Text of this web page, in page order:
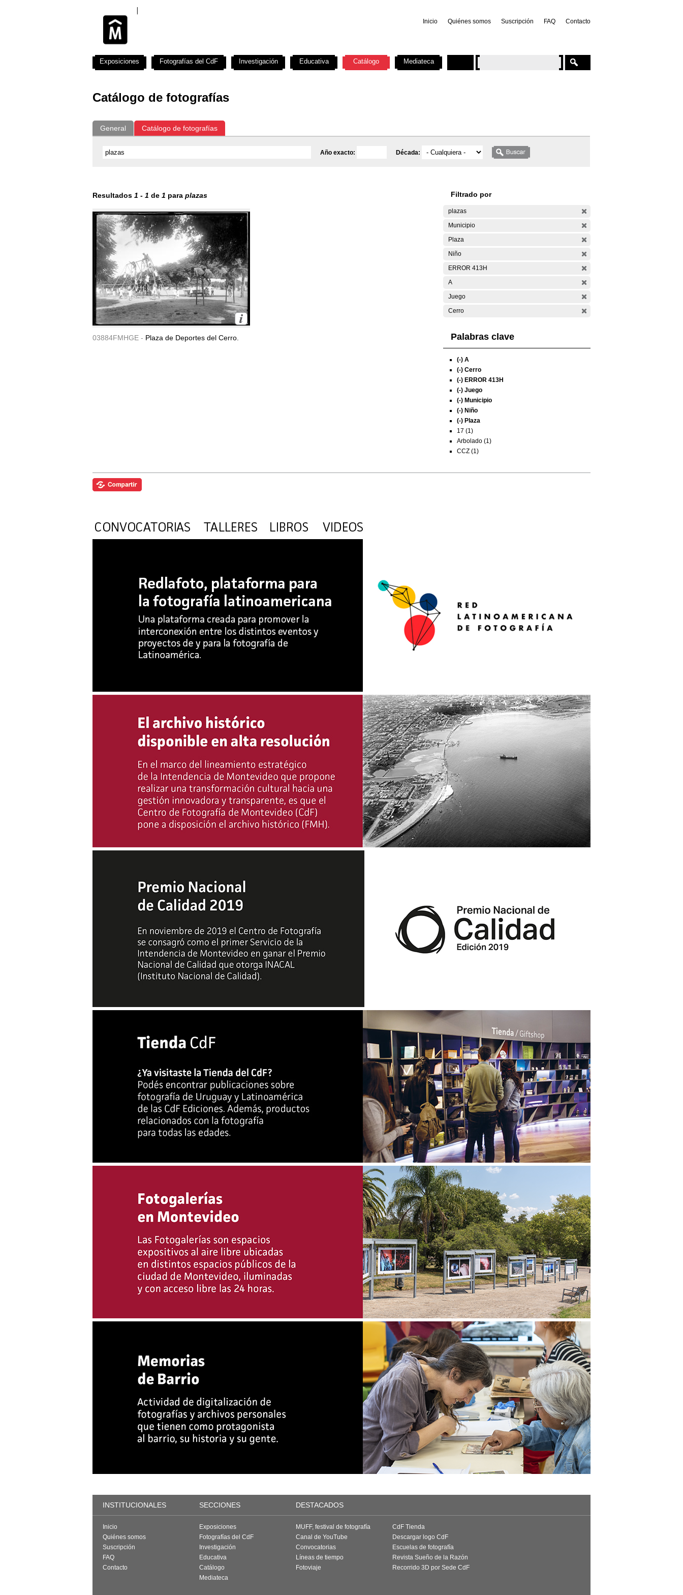
Inicio Quiénes somos Suscripción FAQ Contacto
Catálogo de fotografías
General Catálogo de fotografías
Año exacto: Década:
Resultados 1 - 1 de 1 para plazas
03884FMHGE - Plaza de Deportes del Cerro.
Filtrado por
plazas
Municipio
Plaza
Niño
ERROR 413H
A
Juego
Cerro
Palabras clave
(-) A
(-) Cerro
(-) ERROR 413H
(-) Juego
(-) Municipio
(-) Niño
(-) Plaza
17 (1)
Arbolado (1)
CCZ (1)
Exposiciones Fotografías del CdF Investigación Educativa Catálogo Mediateca
INSTITUCIONALES SECCIONES DESTACADOS
Inicio
Quiénes somos
Suscripción
FAQ
Contacto
Exposiciones
Fotografías del CdF
Investigación
Educativa
Catálogo
Mediateca
MUFF, festival de fotografía
Canal de YouTube
Convocatorias
Líneas de tiempo
Fotoviaje
CdF Tienda
Descargar logo CdF
Escuelas de fotografía
Revista Sueño de la Razón
Recorrido 3D por Sede CdF